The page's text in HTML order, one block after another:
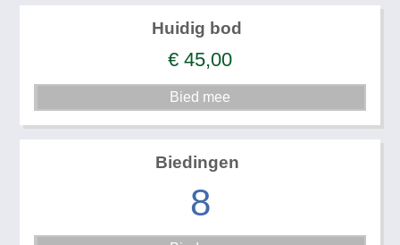
Huidig bod
€ 45,00
Biedingen
8